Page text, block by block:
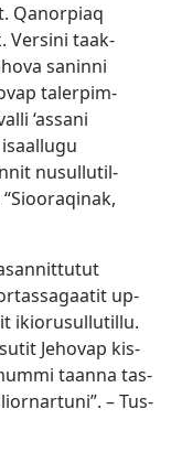
Qanor­piaq
Versini taak­
sanin­ni
taler­pim­
‘as­sani
nusul­lutil­
up­
ikiorusul­lutil­lu.
Jehovap kis­
taan­na tas­
–Tus­